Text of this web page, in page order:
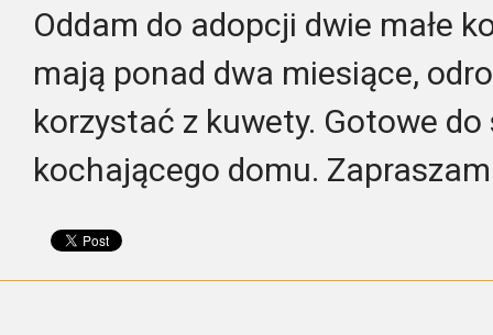
Oddam do adopcji dwie małe
mają ponad dwa miesiące,
korzystać z kuwety. Gotowe
kochającego domu.